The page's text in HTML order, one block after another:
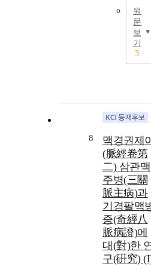
원
문
보
기
3
8
맥경권제
(脈經卷第
二) 삼관맥
주병(三關
脈主病)과
기경팔맥
증(奇經八
脈病證)에
대(對)한
구(硏究)